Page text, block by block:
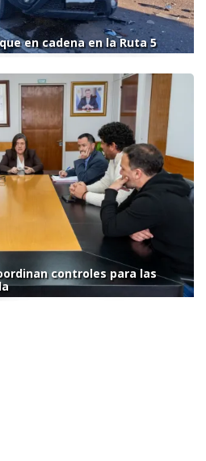
en cadena en la Ruta 5
controles para las